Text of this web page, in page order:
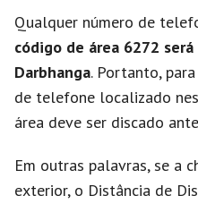
Qualquer número de
código de área 6272
Darbhanga. Portanto,
de telefone localizado
área deve ser discado
Em outras palavras, se a
exterior, o Distância de